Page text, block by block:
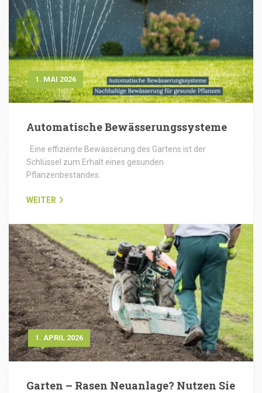
1. MAI 2026
Automatische Bewässerungssysteme
Eine effiziente Bewässerung des Gartens ist der
Schlüssel zum Erhalt eines gesunden
Pflanzenbestandes.
WEITER
1. APRIL 2026
Garten – Rasen Neuanlage? Nutzen Sie